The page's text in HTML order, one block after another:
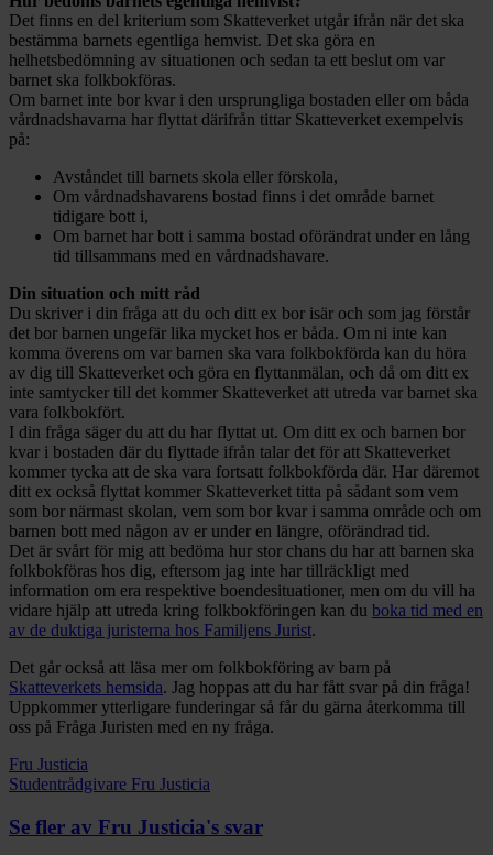
Det finns en del kriterium som Skatteverket utgår ifrån när det ska
bestämma barnets egentliga hemvist. Det ska göra en
helhetsbedömning av situationen och sedan ta ett beslut om var
barnet ska folkbokföras.
Om barnet inte bor kvar i den ursprungliga bostaden eller om båda
vårdnadshavarna har flyttat därifrån tittar Skatteverket exempelvis
på:
Avståndet till barnets skola eller förskola,
Om vårdnadshavarens bostad finns i det område barnet
tidigare bott i,
Om barnet har bott i samma bostad oförändrat under en lång
tid tillsammans med en vårdnadshavare.
Din situation och mitt råd
Du skriver i din fråga att du och ditt ex bor isär och som jag förstår
det bor barnen ungefär lika mycket hos er båda. Om ni inte kan
komma överens om var barnen ska vara folkbokförda kan du höra
av dig till Skatteverket och göra en flyttanmälan, och då om ditt ex
inte samtycker till det kommer Skatteverket att utreda var barnet ska
vara folkbokfört.
I din fråga säger du att du har flyttat ut. Om ditt ex och barnen bor
kvar i bostaden där du flyttade ifrån talar det för att Skatteverket
kommer tycka att de ska vara fortsatt folkbokförda där. Har däremot
ditt ex också flyttat kommer Skatteverket titta på sådant som vem
som bor närmast skolan, vem som bor kvar i samma område och om
barnen bott med någon av er under en längre, oförändrad tid.
Det är svårt för mig att bedöma hur stor chans du har att barnen ska
folkbokföras hos dig, eftersom jag inte har tillräckligt med
information om era respektive boendesituationer, men om du vill ha
vidare hjälp att utreda kring folkbokföringen kan du boka tid med en
av de duktiga juristerna hos Familjens Jurist.
Det går också att läsa mer om folkbokföring av barn på
Skatteverkets hemsida. Jag hoppas att du har fått svar på din fråga!
Uppkommer ytterligare funderingar så får du gärna återkomma till
oss på Fråga Juristen med en ny fråga.
Fru Justicia
Studentrådgivare Fru Justicia
Se fler av Fru Justicia's svar